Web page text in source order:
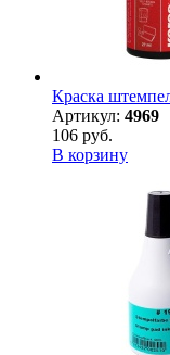
Краска
Артикул: 4969
106 руб.
В корзину